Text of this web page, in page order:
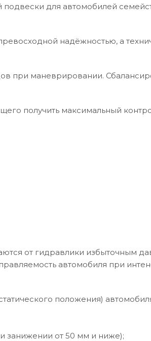
подвески для автомобилей
надёжностью, а
при маневрировании.
получить максимальный
от гидравлики избыточным
автомобиля при
положения)
занижении от 50 мм и ниже);